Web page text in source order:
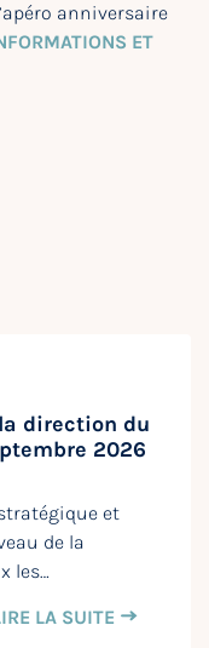
anniversaire
ET
direction du
2026
et
de la
les…
LA SUITE